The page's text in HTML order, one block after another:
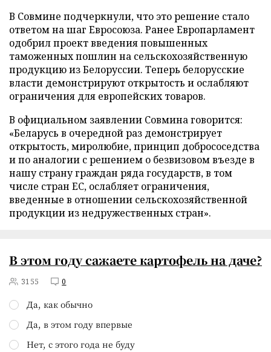
В Совмине подчеркнули, что это решение стало
ответом на шаг Евросоюза. Ранее Европарламент
одобрил проект введения повышенных
таможенных пошлин на сельскохозяйственную
продукцию из Белоруссии. Теперь белорусские
власти демонстрируют открытость и ослабляют
ограничения для европейских товаров.
В официальном заявлении Совмина говорится:
«Беларусь в очередной раз демонстрирует
открытость, миролюбие, принцип добрососедства
и по аналогии с решением о безвизовом въезде в
нашу страну граждан ряда государств, в том
числе стран ЕС, ослабляет ограничения,
введенные в отношении сельскохозяйственной
продукции из недружественных стран».
В этом году сажаете картофель на даче?
3155 0
Да, как обычно
Да, в этом году впервые
Нет, с этого года не буду